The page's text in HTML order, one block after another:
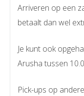
Arriveren op een
betaalt dan wel
Je kunt ook
Arusha tussen
Pick-ups op